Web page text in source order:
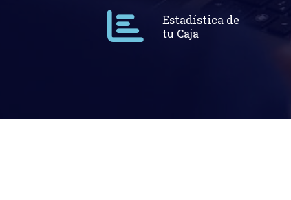
Estadística de
tu Caja